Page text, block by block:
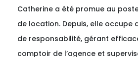
Catherine a été promue au
de location. Depuis, elle occupe
de responsabilité, gérant
comptoir de l’agence et